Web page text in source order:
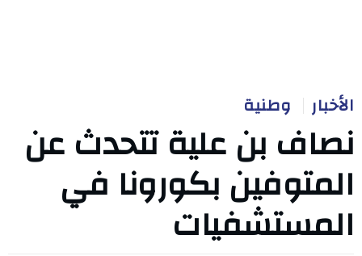
الأخبار وطنية
نصاف بن علية تتحدث عن
المتوفين بكورونا في
المستشفيات